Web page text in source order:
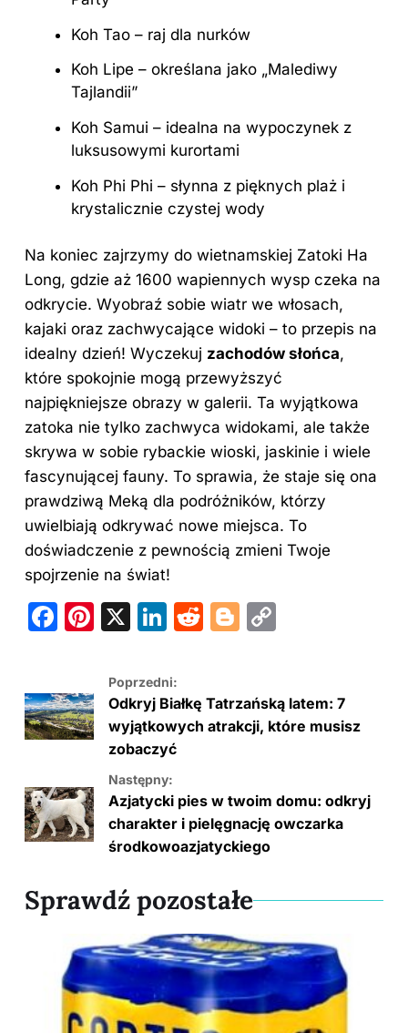
Koh Tao – raj dla nurków
Koh Lipe – określana jako „Malediwy
Tajlandii”
Koh Samui – idealna na wypoczynek z
luksusowymi kurortami
Koh Phi Phi – słynna z pięknych plaż i
krystalicznie czystej wody
Na koniec zajrzymy do wietnamskiej Zatoki Ha
Long, gdzie aż 1600 wapiennych wysp czeka na
odkrycie. Wyobraź sobie wiatr we włosach,
kajaki oraz zachwycające widoki – to przepis na
idealny dzień! Wyczekuj zachodów słońca,
które spokojnie mogą przewyższyć
najpiękniejsze obrazy w galerii. Ta wyjątkowa
zatoka nie tylko zachwyca widokami, ale także
skrywa w sobie rybackie wioski, jaskinie i wiele
fascynującej fauny. To sprawia, że staje się ona
prawdziwą Meką dla podróżników, którzy
uwielbiają odkrywać nowe miejsca. To
doświadczenie z pewnością zmieni Twoje
spojrzenie na świat!
F
e
b
o
k
Pi
er
e
st
X
Li
k
e
dI
n
R
di
t
Bl
g
er
y
Li
k
Poprzedni:
Odkryj Białkę Tatrzańską latem: 7
wyjątkowych atrakcji, które musisz
zobaczyć
Następny:
Azjatycki pies w twoim domu: odkryj
charakter i pielęgnację owczarka
środkowoazjatyckiego
Sprawdź pozostałe